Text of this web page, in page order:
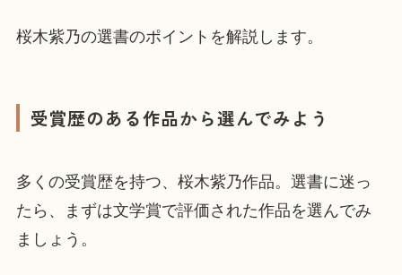
桜木紫乃の選書のポイントを解説します。
受賞歴のある作品から選んでみよう
多くの受賞歴を持つ、桜木紫乃作品。選書に迷っ
たら、まずは文学賞で評価された作品を選んでみ
ましょう。